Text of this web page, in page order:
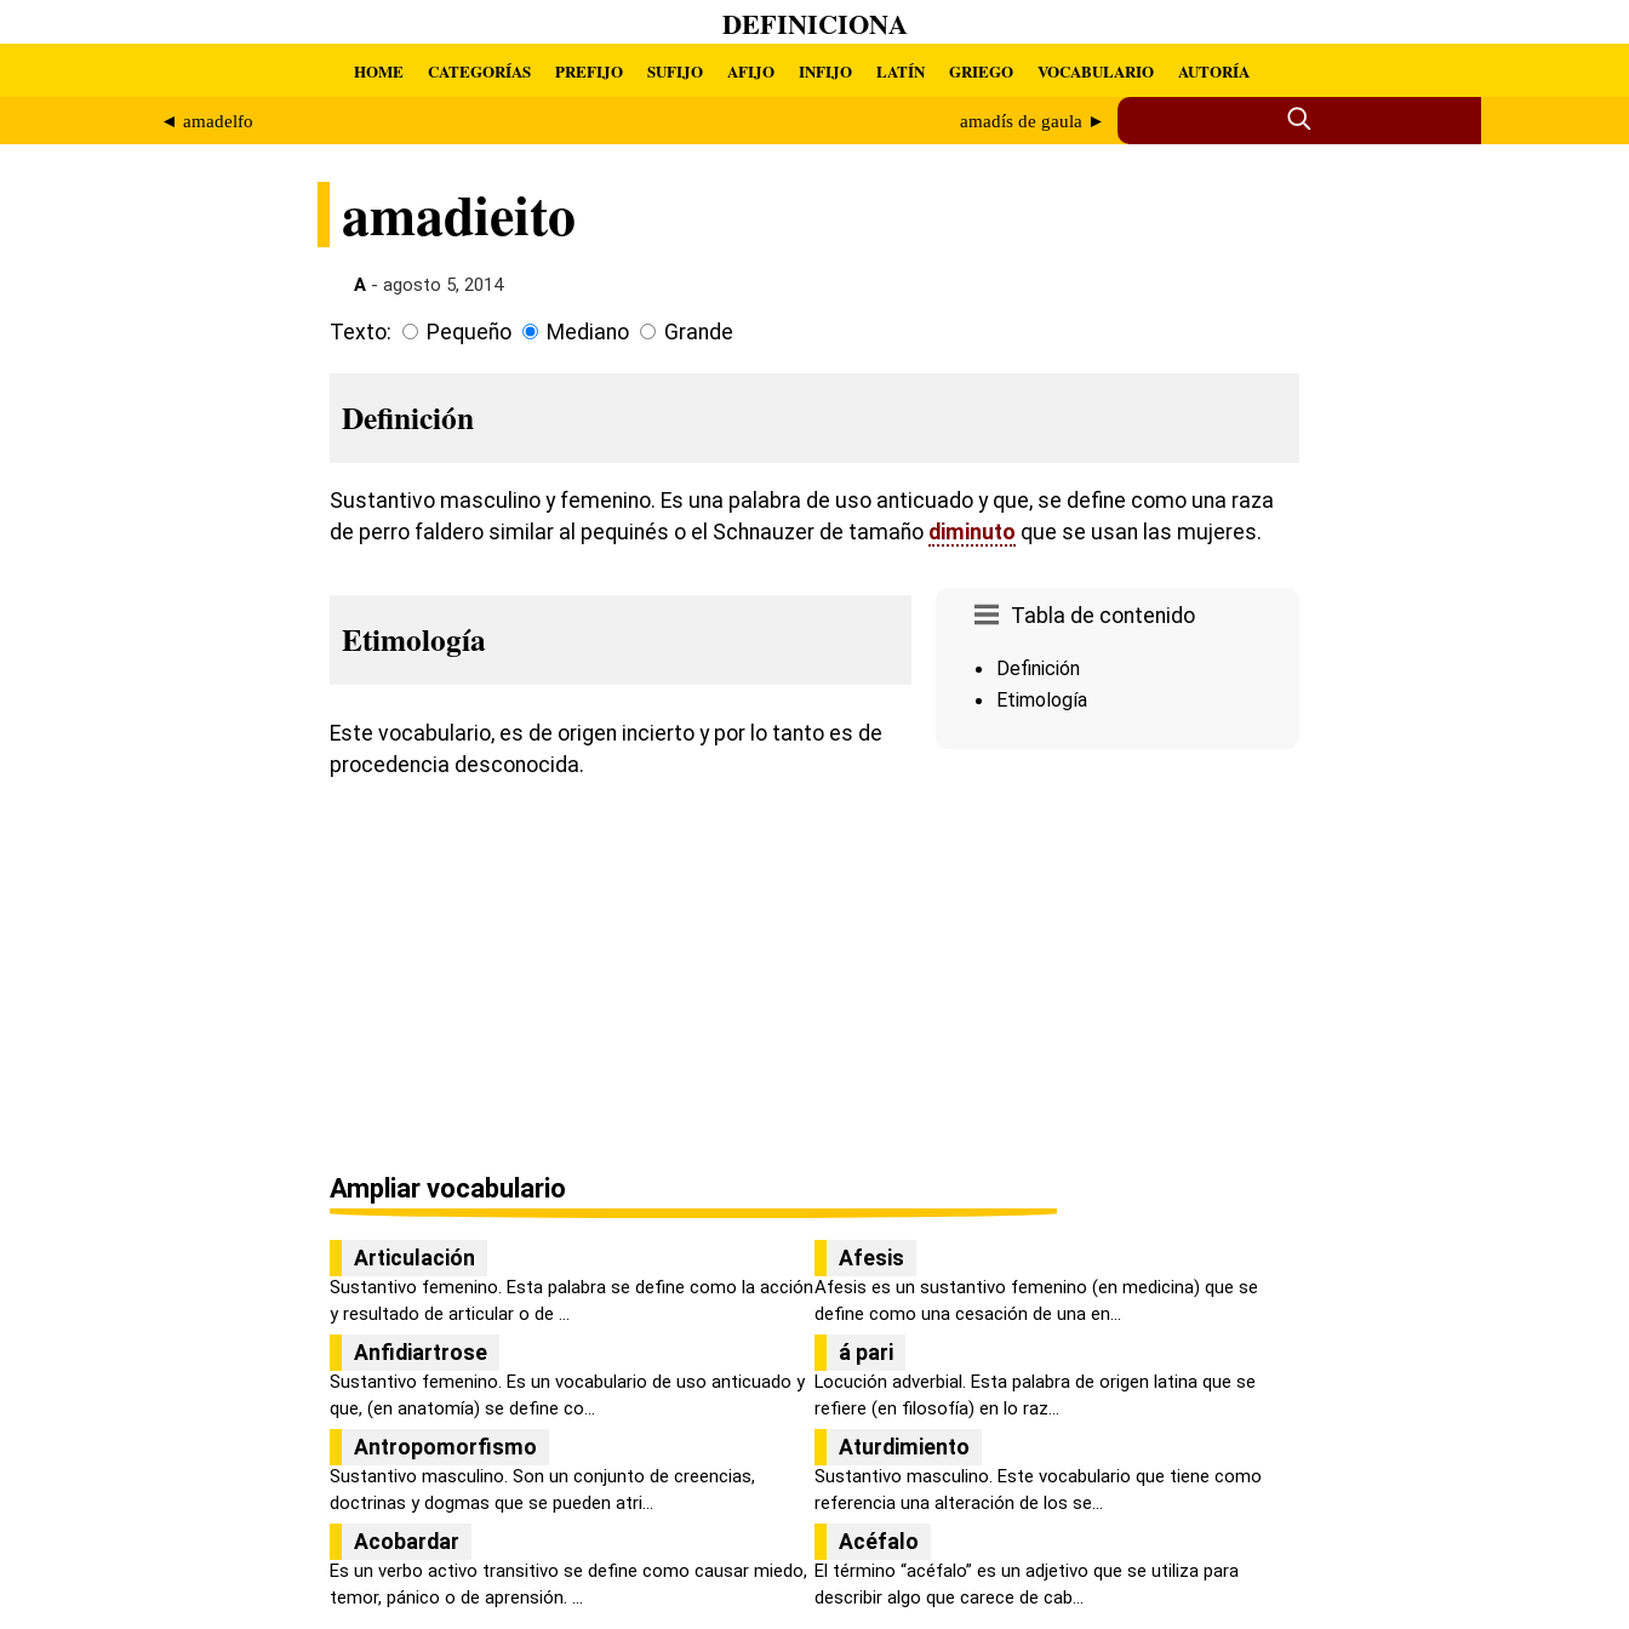
DEFINICIONA
HOME CATEGORÍAS PREFIJO SUFIJO AFIJO INFIJO LATÍN GRIEGO VOCABULARIO AUTORÍA
◄ amadelfo amadís de gaula ►
amadieito
A - agosto 5, 2014
Texto: Pequeño Mediano Grande
Definición
Sustantivo masculino y femenino. Es una palabra de uso anticuado y que, se define como una raza
de perro faldero similar al pequinés o el Schnauzer de tamaño diminuto que se usan las mujeres.
Tabla de contenido
Definición
Etimología
Etimología
Este vocabulario, es de origen incierto y por lo tanto es de
procedencia desconocida.
Ampliar vocabulario
Articulación
Sustantivo femenino. Esta palabra se define como la acción
y resultado de articular o de ...
Afesis
Afesis es un sustantivo femenino (en medicina) que se
define como una cesación de una en...
Anfidiartrose
Sustantivo femenino. Es un vocabulario de uso anticuado y
que, (en anatomía) se define co...
á pari
Locución adverbial. Esta palabra de origen latina que se
refiere (en filosofía) en lo raz...
Antropomorfismo
Sustantivo masculino. Son un conjunto de creencias,
doctrinas y dogmas que se pueden atri...
Aturdimiento
Sustantivo masculino. Este vocabulario que tiene como
referencia una alteración de los se...
Acobardar
Es un verbo activo transitivo se define como causar miedo,
temor, pánico o de aprensión. ...
Acéfalo
El término “acéfalo” es un adjetivo que se utiliza para
describir algo que carece de cab...